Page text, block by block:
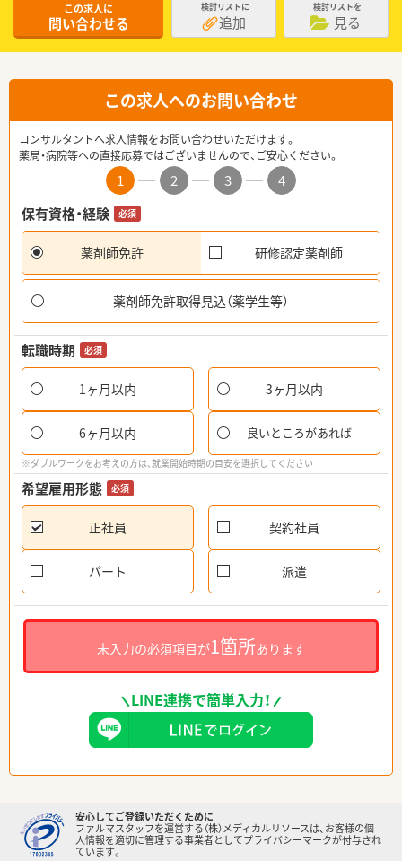
この求人に
問い合わせる
検討リストに
追加
検討リストを
見る
この求人へのお問い合わせ
コンサルタントへ求人情報をお問い合わせいただけます。
薬局・病院等への直接応募ではございませんので、ご安心ください。
1 2 3
4
保有資格・経験
必須
薬剤師免許 研修認定薬剤師
薬剤師免許取得見込（薬学生等）
転職時期 必須
1ヶ月以内 3ヶ月以内
6ヶ月以内 良いところがあれば
※ダブルワークをお考えの方は、就業開始時期の目安を選択してください
希望雇用形態 必須
正社員 契約社員
パート 派遣
未入力の必須項目が1箇所あります
LINE連携で簡単入力！
安心してご登録いただくために
ファルマスタッフを運営する（株）メディカルリソースは、お客様の個
人情報を適切に管理する事業者としてプライバシーマークが付与され
ています。